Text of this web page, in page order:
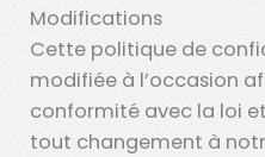
Modifications
Cette politique de
modifiée à l’occasion
conformité avec la loi
tout changement à